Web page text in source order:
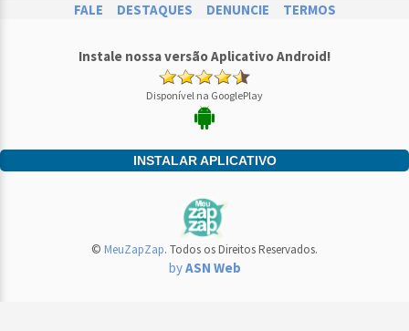
FALE DESTAQUES DENUNCIE TERMOS
Instale nossa versão Aplicativo Android!
Disponível na GooglePlay
INSTALAR APLICATIVO
© MeuZapZap. Todos os Direitos Reservados.
byASN Web